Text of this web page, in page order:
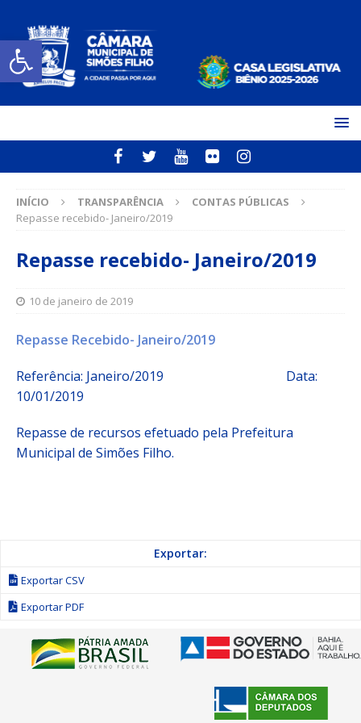
Open toolbar
INÍCIO TRANSPARÊNCIA
CONTAS PÚBLICAS
Repasse recebido- Janeiro/2019
Repasse recebido- Janeiro/2019
10 de janeiro de 2019
Repasse Recebido- Janeiro/2019
Referência: Janeiro/2019 Data:
10/01/2019
Repasse de recursos efetuado pela Prefeitura
Municipal de Simões Filho.
Exportar:
Exportar CSV
Exportar PDF